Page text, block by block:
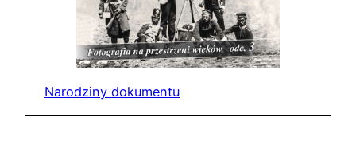
Narodziny dokumentu